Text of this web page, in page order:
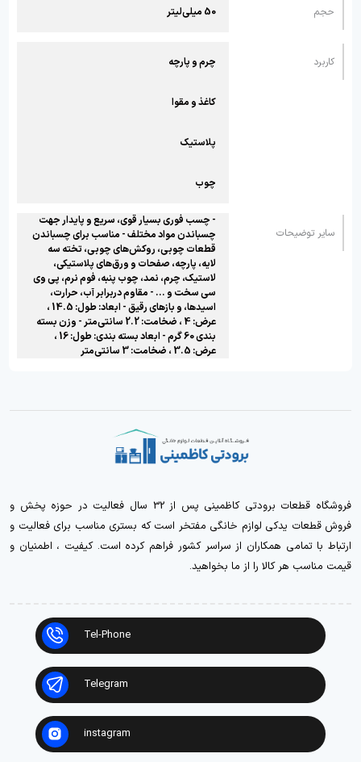
حجم 50 میلی‌لیتر
کاربرد چرم و پارچه
کاغذ و مقوا
پلاستیک
چوب
سایر توضیحات
- چسب فوری بسیار قوی، سریع و پایدار جهت
چسباندن مواد مختلف - مناسب برای چسباندن
قطعات چوبی، روکش‌های چوبی، تخته سه
لایه، پارچه، صفحات و ورق‌های پلاستیکی،
لاستیک، چرم، نمد، چوب پنبه، فوم نرم، پی وی
سی سخت و ... - مقاوم دربرابر آب، حرارت،
اسیدها، و بازهای رقیق - ابعاد: طول: 14.5 ،
عرض: 4 ، ضخامت: 2.2 سانتی‌متر - وزن بسته
بندی 60 گرم - ابعاد بسته بندی: طول: 16 ،
عرض: 3.5 ، ضخامت: 3 سانتی‌متر
فروشگاه قطعات برودتی کاظمینی پس از 32 سال فعالیت در حوزه پخش و
فروش قطعات یدکی لوازم خانگی مفتخر است که بستری مناسب برای فعالیت و
ارتباط با تمامی همکاران از سراسر کشور فراهم کرده است. کیفیت ، اطمنیان و
قیمت مناسب هر کالا را از ما بخواهید.
Tel-Phone
Telegram
instagram